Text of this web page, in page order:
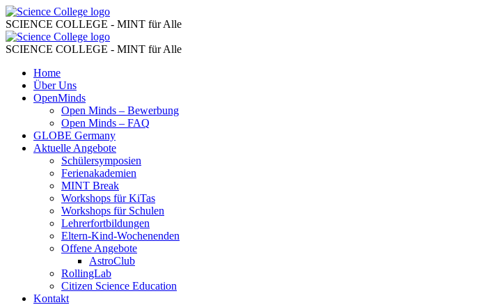
Lehrerfortbildungen
–
Science
College
Science
College
SCIENCE COLLEGE - MINT für Alle
Lehrerfortbildungen
–
Science
College
Science
College
SCIENCE COLLEGE - MINT für Alle
Skip
content
Home
Über Uns
OpenMinds
Open Minds – Bewerbung
Open Minds – FAQ
GLOBE Germany
Aktuelle Angebote
Schülersymposien
Ferienakademien
MINT Break
Workshops für KiTas
Workshops für Schulen
Lehrerfortbildungen
Eltern-Kind-Wochenenden
Offene Angebote
AstroClub
RollingLab
Citizen Science Education
Kontakt